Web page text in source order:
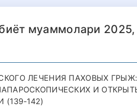
муаммолари
ЛЕЧЕНИЯ ПАХОВЫХ ГРЫЖ:
И
142)